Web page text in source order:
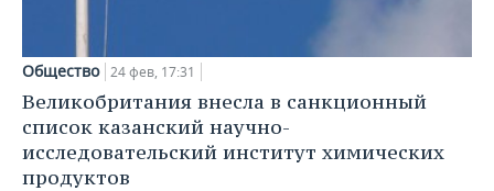
Общество 24 фев, 17:31
Великобритания внесла в санкционный
список казанский научно-
исследовательский институт химических
продуктов